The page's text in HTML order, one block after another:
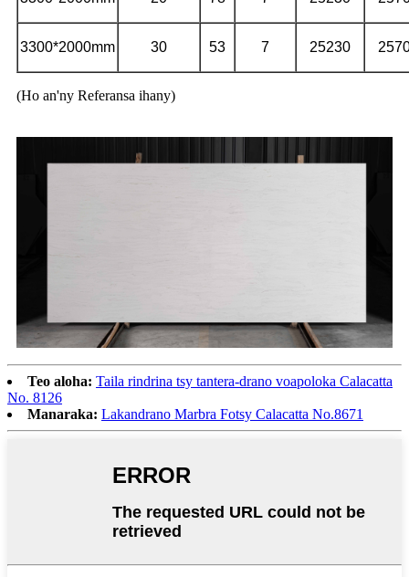
3300*2000mm 30 53 7 25230
(Ho an'ny Referansa ihany)
Teo aloha: Taila rindrina tsy tantera-drano voapoloka Calacatta
No. 8126
Manaraka: Lakandrano Marbra Fotsy Calacatta No.8671